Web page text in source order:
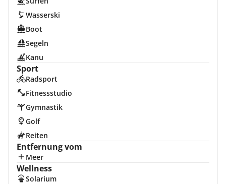
Wasserski
Boot
Segeln
Kanu
Sport
Radsport
Fitnessstudio
Gymnastik
Golf
Reiten
Entfernung vom
Meer
Wellness
Solarium